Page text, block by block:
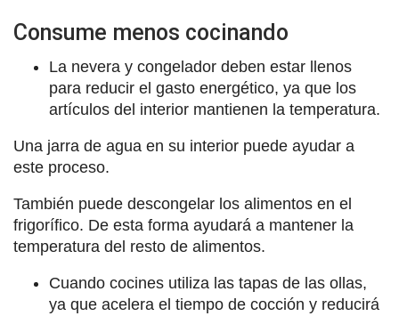
Consume menos cocinando
La nevera y congelador deben estar llenos
para reducir el gasto energético, ya que los
artículos del interior mantienen la temperatura.
Una jarra de agua en su interior puede ayudar a
este proceso.
También puede descongelar los alimentos en el
frigorífico. De esta forma ayudará a mantener la
temperatura del resto de alimentos.
Cuando cocines utiliza las tapas de las ollas,
ya que acelera el tiempo de cocción y reducirá